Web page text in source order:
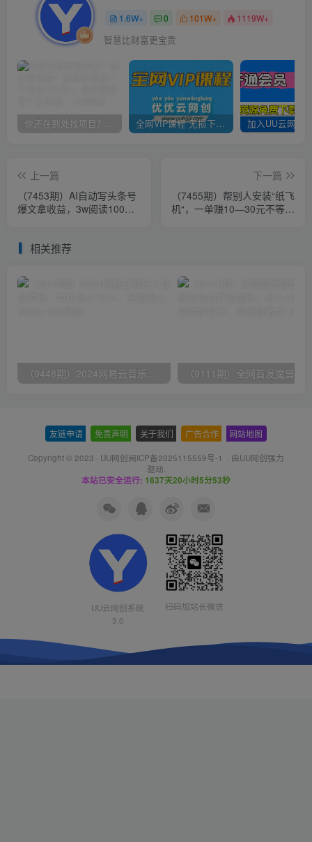
1.6W+ 0 101W+ 1119W+
智慧比财富更宝贵
你还在到处找项目？还在当韭菜？我靠卖项目一个月收入5万+，曾经我也是个失败者。 全网VIP课程 无损下载~
上一篇
（7453期）AI自动写头条号
爆文拿收益，3w阅读100
下一篇
（7455期）帮别人安装“纸飞
机“，一单赚10—30元不等：
相关推荐
友链申请 免责声明 关于我们 广告合作 网站地图
Copyright © 2023 · UU网创闽ICP备2025115559号-1 · 由UU网创强力
驱动.
本站已安全运行: 1637天20小时5分54秒
UU云网创系统
3.0
扫码加站长微信